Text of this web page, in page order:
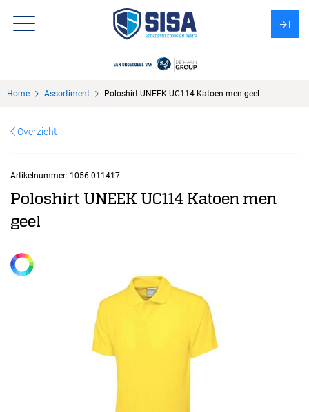
Over Sisa
KMS
Uitzendbureau?
Home Assortiment Poloshirt UNEEK UC114 Katoen men geel
Overzicht
Artikelnummer: 1056.011417
Poloshirt UNEEK UC114 Katoen men
geel